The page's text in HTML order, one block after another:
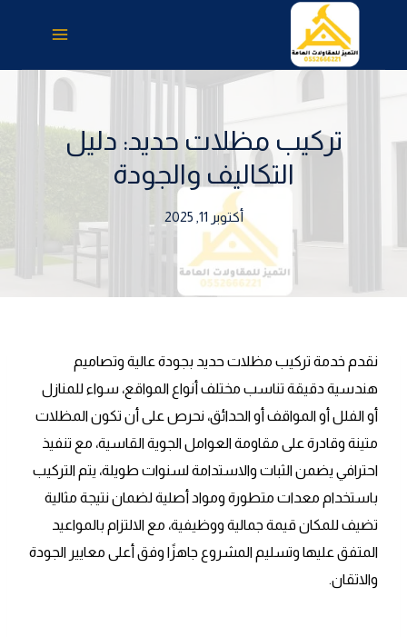
المحتوى
تركيب مظلات حديد: دليل
التكاليف والجودة
أكتوبر 11, 2025
نقدم خدمة تركيب مظلات حديد بجودة عالية وتصاميم
هندسية دقيقة تناسب مختلف أنواع المواقع، سواء للمنازل
أو الفلل أو المواقف أو الحدائق، نحرص على أن تكون المظلات
متينة وقادرة على مقاومة العوامل الجوية القاسية، مع تنفيذ
احترافي يضمن الثبات والاستدامة لسنوات طويلة، يتم التركيب
باستخدام معدات متطورة ومواد أصلية لضمان نتيجة مثالية
تضيف للمكان قيمة جمالية ووظيفية، مع الالتزام بالمواعيد
المتفق عليها وتسليم المشروع جاهزًا وفق أعلى معايير الجودة
والاتقان.